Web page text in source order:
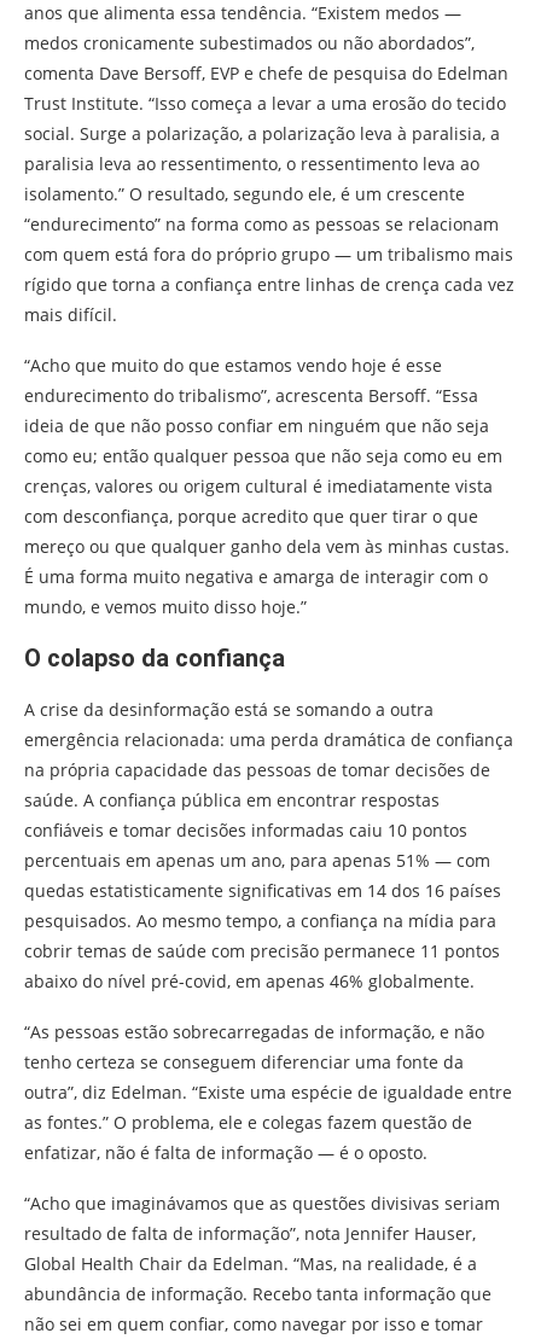
anos que alimenta essa tendência. “Existem medos —
medos cronicamente subestimados ou não abordados”,
comenta Dave Bersoff, EVP e chefe de pesquisa do Edelman
Trust Institute. “Isso começa a levar a uma erosão do tecido
social. Surge a polarização, a polarização leva à paralisia, a
paralisia leva ao ressentimento, o ressentimento leva ao
isolamento.” O resultado, segundo ele, é um crescente
“endurecimento” na forma como as pessoas se relacionam
com quem está fora do próprio grupo — um tribalismo mais
rígido que torna a confiança entre linhas de crença cada vez
mais difícil.
“Acho que muito do que estamos vendo hoje é esse
endurecimento do tribalismo”, acrescenta Bersoff. “Essa
ideia de que não posso confiar em ninguém que não seja
como eu; então qualquer pessoa que não seja como eu em
crenças, valores ou origem cultural é imediatamente vista
com desconfiança, porque acredito que quer tirar o que
mereço ou que qualquer ganho dela vem às minhas custas.
É uma forma muito negativa e amarga de interagir com o
mundo, e vemos muito disso hoje.”
O colapso da confiança
A crise da desinformação está se somando a outra
emergência relacionada: uma perda dramática de confiança
na própria capacidade das pessoas de tomar decisões de
saúde. A confiança pública em encontrar respostas
confiáveis e tomar decisões informadas caiu 10 pontos
percentuais em apenas um ano, para apenas 51% — com
quedas estatisticamente significativas em 14 dos 16 países
pesquisados. Ao mesmo tempo, a confiança na mídia para
cobrir temas de saúde com precisão permanece 11 pontos
abaixo do nível pré-covid, em apenas 46% globalmente.
“As pessoas estão sobrecarregadas de informação, e não
tenho certeza se conseguem diferenciar uma fonte da
outra”, diz Edelman. “Existe uma espécie de igualdade entre
as fontes.” O problema, ele e colegas fazem questão de
enfatizar, não é falta de informação — é o oposto.
“Acho que imaginávamos que as questões divisivas seriam
resultado de falta de informação”, nota Jennifer Hauser,
Global Health Chair da Edelman. “Mas, na realidade, é a
abundância de informação. Recebo tanta informação que
não sei em quem confiar, como navegar por isso e tomar